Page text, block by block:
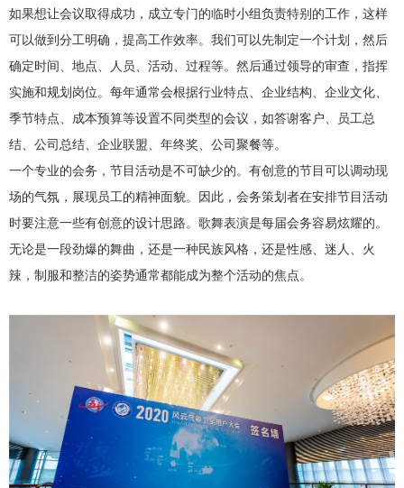
如果想让会议取得成功，成立专门的临时小组负责特别的工作，这样
可以做到分工明确，提高工作效率。我们可以先制定一个计划，然后
确定时间、地点、人员、活动、过程等。然后通过领导的审查，指挥
实施和规划岗位。每年通常会根据行业特点、企业结构、企业文化、
季节特点、成本预算等设置不同类型的会议，如答谢客户、员工总
结、公司总结、企业联盟、年终奖、公司聚餐等。
一个专业的会务，节目活动是不可缺少的。有创意的节目可以调动现
场的气氛，展现员工的精神面貌。因此，会务策划者在安排节目活动
时要注意一些有创意的设计思路。歌舞表演是每届会务容易炫耀的。
无论是一段劲爆的舞曲，还是一种民族风格，还是性感、迷人、火
辣，制服和整洁的姿势通常都能成为整个活动的焦点。